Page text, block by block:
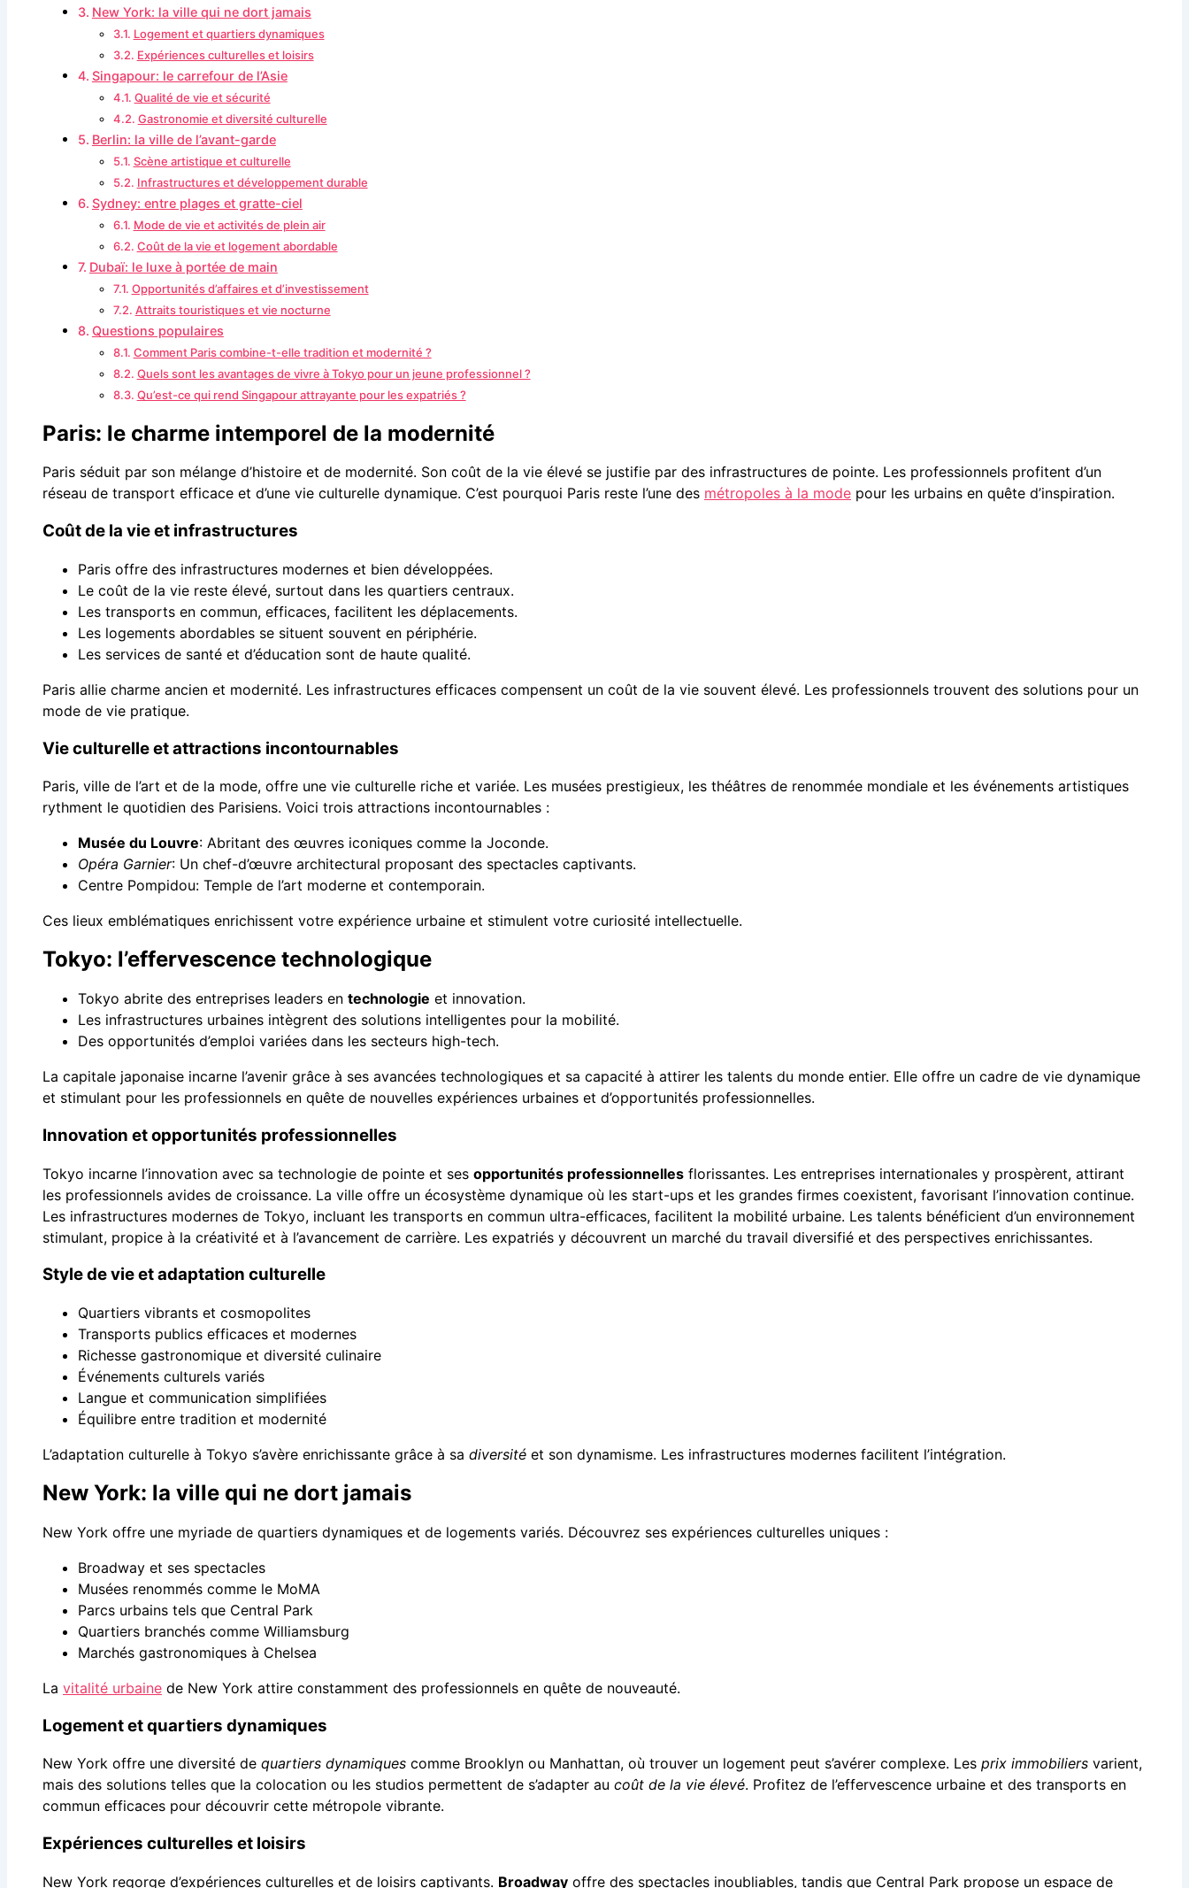
New York: la ville qui ne dort jamais
Logement et quartiers dynamiques
Expériences culturelles et loisirs
Singapour: le carrefour de l’Asie
Qualité de vie et sécurité
Gastronomie et diversité culturelle
Berlin: la ville de l’avant-garde
Scène artistique et culturelle
Infrastructures et développement durable
Sydney: entre plages et gratte-ciel
Mode de vie et activités de plein air
Coût de la vie et logement abordable
Dubaï: le luxe à portée de main
Opportunités d’affaires et d’investissement
Attraits touristiques et vie nocturne
Questions populaires
Comment Paris combine-t-elle tradition et modernité ?
Quels sont les avantages de vivre à Tokyo pour un jeune professionnel ?
Qu’est-ce qui rend Singapour attrayante pour les expatriés ?
Paris: le charme intemporel de la modernité
Paris séduit par son mélange d’histoire et de modernité. Son coût de la vie élevé se justifie par des infrastructures de pointe. Les professionnels profitent d’un
réseau de transport efficace et d’une vie culturelle dynamique. C’est pourquoi Paris reste l’une des métropoles à la mode pour les urbains en quête d’inspiration.
Coût de la vie et infrastructures
Paris offre des infrastructures modernes et bien développées.
Le coût de la vie reste élevé, surtout dans les quartiers centraux.
Les transports en commun, efficaces, facilitent les déplacements.
Les logements abordables se situent souvent en périphérie.
Les services de santé et d’éducation sont de haute qualité.
Paris allie charme ancien et modernité. Les infrastructures efficaces compensent un coût de la vie souvent élevé. Les professionnels trouvent des solutions pour un
mode de vie pratique.
Vie culturelle et attractions incontournables
Paris, ville de l’art et de la mode, offre une vie culturelle riche et variée. Les musées prestigieux, les théâtres de renommée mondiale et les événements artistiques
rythment le quotidien des Parisiens. Voici trois attractions incontournables :
Musée du Louvre: Abritant des œuvres iconiques comme la Joconde.
Opéra Garnier: Un chef-d’œuvre architectural proposant des spectacles captivants.
Centre Pompidou: Temple de l’art moderne et contemporain.
Ces lieux emblématiques enrichissent votre expérience urbaine et stimulent votre curiosité intellectuelle.
Tokyo: l’effervescence technologique
Tokyo abrite des entreprises leaders en technologie et innovation.
Les infrastructures urbaines intègrent des solutions intelligentes pour la mobilité.
Des opportunités d’emploi variées dans les secteurs high-tech.
La capitale japonaise incarne l’avenir grâce à ses avancées technologiques et sa capacité à attirer les talents du monde entier. Elle offre un cadre de vie dynamique
et stimulant pour les professionnels en quête de nouvelles expériences urbaines et d’opportunités professionnelles.
Innovation et opportunités professionnelles
Tokyo incarne l’innovation avec sa technologie de pointe et ses opportunités professionnelles florissantes. Les entreprises internationales y prospèrent, attirant
les professionnels avides de croissance. La ville offre un écosystème dynamique où les start-ups et les grandes firmes coexistent, favorisant l’innovation continue.
Les infrastructures modernes de Tokyo, incluant les transports en commun ultra-efficaces, facilitent la mobilité urbaine. Les talents bénéficient d’un environnement
stimulant, propice à la créativité et à l’avancement de carrière. Les expatriés y découvrent un marché du travail diversifié et des perspectives enrichissantes.
Style de vie et adaptation culturelle
Quartiers vibrants et cosmopolites
Transports publics efficaces et modernes
Richesse gastronomique et diversité culinaire
Événements culturels variés
Langue et communication simplifiées
Équilibre entre tradition et modernité
L’adaptation culturelle à Tokyo s’avère enrichissante grâce à sa diversité et son dynamisme. Les infrastructures modernes facilitent l’intégration.
New York: la ville qui ne dort jamais
New York offre une myriade de quartiers dynamiques et de logements variés. Découvrez ses expériences culturelles uniques :
Broadway et ses spectacles
Musées renommés comme le MoMA
Parcs urbains tels que Central Park
Quartiers branchés comme Williamsburg
Marchés gastronomiques à Chelsea
La vitalité urbaine de New York attire constamment des professionnels en quête de nouveauté.
Logement et quartiers dynamiques
New York offre une diversité de quartiers dynamiques comme Brooklyn ou Manhattan, où trouver un logement peut s’avérer complexe. Les prix immobiliers varient,
mais des solutions telles que la colocation ou les studios permettent de s’adapter au coût de la vie élevé. Profitez de l’effervescence urbaine et des transports en
commun efficaces pour découvrir cette métropole vibrante.
Expériences culturelles et loisirs
New York regorge d’expériences culturelles et de loisirs captivants. Broadway offre des spectacles inoubliables, tandis que Central Park propose un espace de